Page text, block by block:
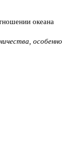
океана
особенно